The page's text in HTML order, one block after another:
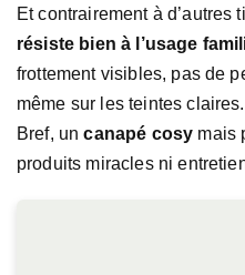
Et contrairement à d’autres
résiste bien à l’usage
frottement visibles, pas de
même sur les teintes claires.
Bref, uncanapé cosy mais
produits miracles ni